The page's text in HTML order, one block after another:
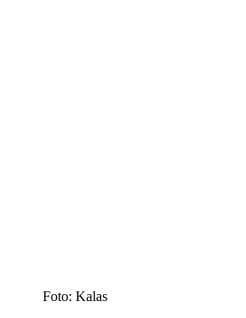
Foto: Kalas